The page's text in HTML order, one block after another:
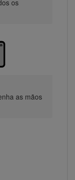
os
as mãos